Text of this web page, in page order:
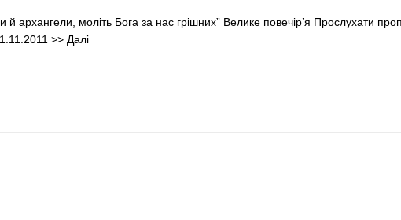
й архангели, моліть Бога за нас грішних” Велике повечір’я Прослухати
>> Далі